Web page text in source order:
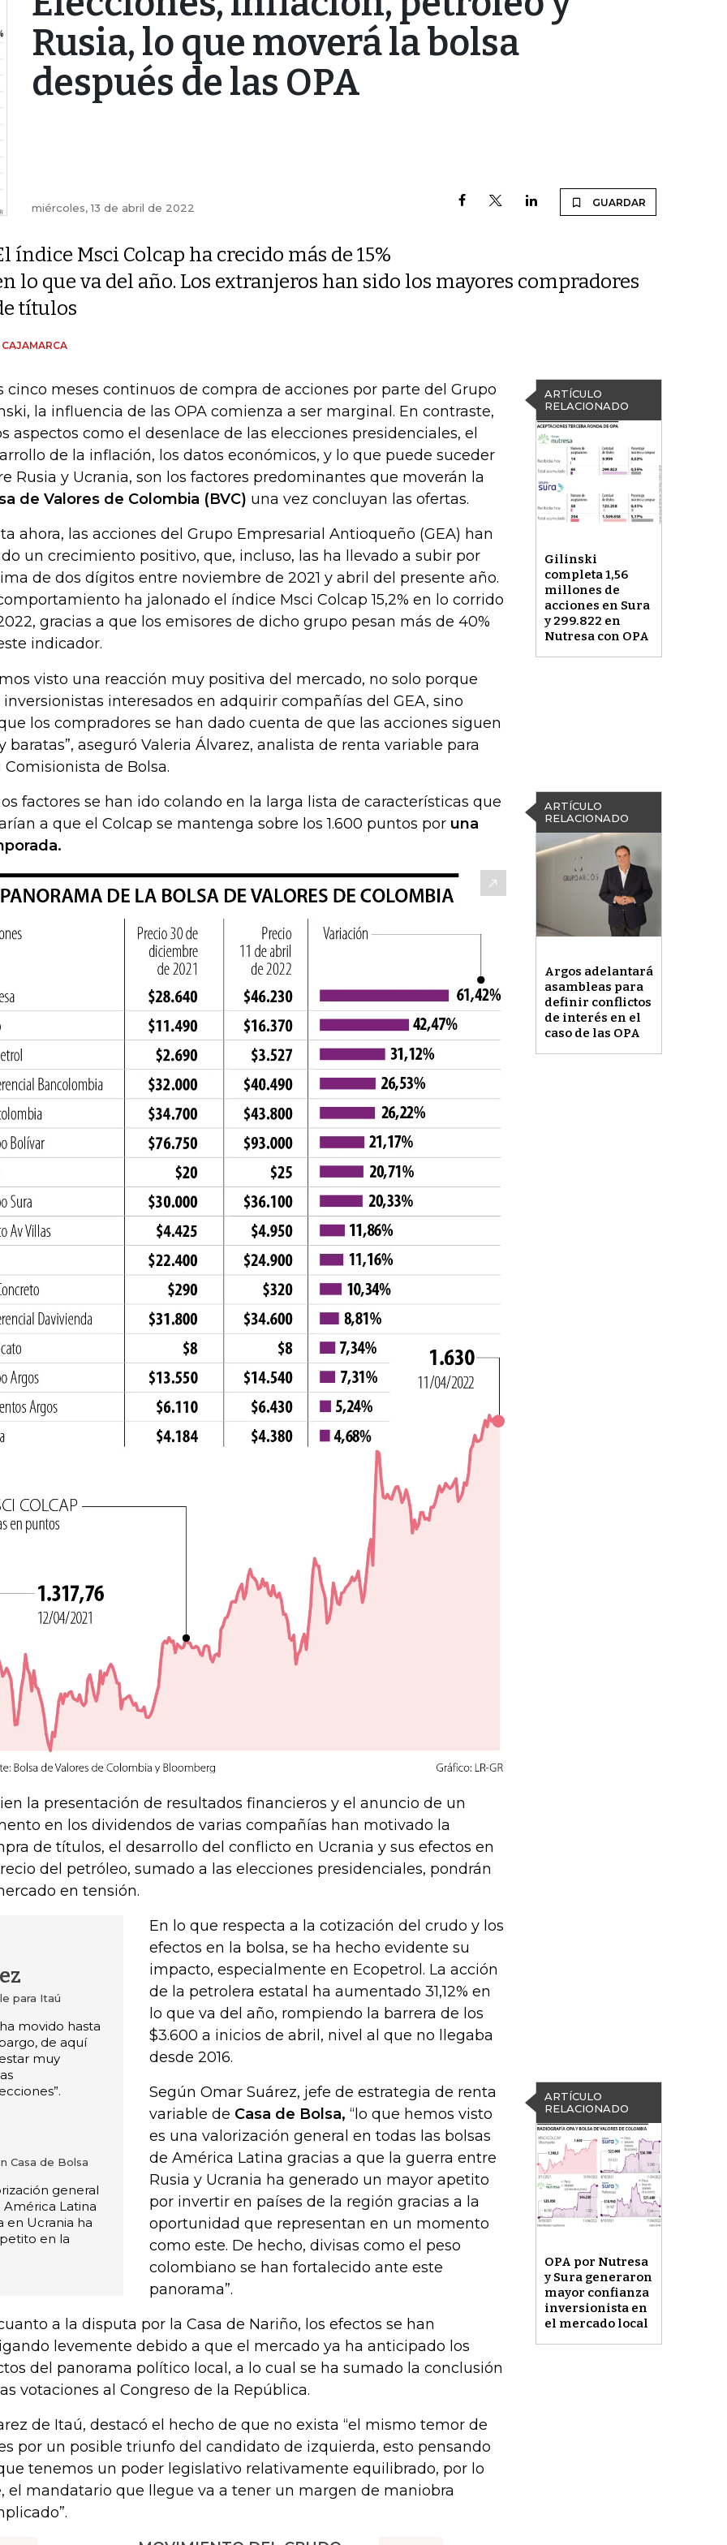
Rusia, lo que moverá la bolsa
después de las OPA
miércoles, 13 de abril de 2022 GUARDAR
índice Msci Colcap ha crecido más de 15%
lo que va del año. Los extranjeros han sido los mayores compradores
títulos
ARTÍCULO
RELACIONADO
Gilinski
completa 1,56
millones de
acciones en Sura
y 299.822 en
Nutresa con OPA
cinco meses continuos de compra de acciones por parte del Grupo
la influencia de las OPA comienza a ser marginal. En contraste,
aspectos como el desenlace de las elecciones presidenciales, el
de la inflación, los datos económicos, y lo que puede suceder
Rusia y Ucrania, son los factores predominantes que moverán la
de Valores de Colombia (BVC) una vez concluyan las ofertas.
ahora, las acciones del Grupo Empresarial Antioqueño (GEA) han
un crecimiento positivo, que, incluso, las ha llevado a subir por
de dos dígitos entre noviembre de 2021 y abril del presente año.
ha jalonado el índice Msci Colcap 15,2% en lo corrido
gracias a que los emisores de dicho grupo pesan más de 40%
indicador.
visto una reacción muy positiva del mercado, no solo porque
inversionistas interesados en adquirir compañías del GEA, sino
los compradores se han dado cuenta de que las acciones siguen
baratas”, aseguró Valeria Álvarez, analista de renta variable para
Comisionista de Bolsa.
ARTÍCULO
RELACIONADO
Argos adelantará
asambleas para
definir conflictos
de interés en el
caso de las OPA
factores se han ido colando en la larga lista de características que
a que el Colcap se mantenga sobre los 1.600 puntos por una
la presentación de resultados financieros y el anuncio de un
en los dividendos de varias compañías han motivado la
de títulos, el desarrollo del conflicto en Ucrania y sus efectos en
del petróleo, sumado a las elecciones presidenciales, pondrán
en tensión.
para Itaú
movido hasta
de aquí
muy
Casa de Bolsa
general
América Latina
en Ucrania ha
en la
En lo que respecta a la cotización del crudo y los
efectos en la bolsa, se ha hecho evidente su
impacto, especialmente en Ecopetrol. La acción
de la petrolera estatal ha aumentado 31,12% en
lo que va del año, rompiendo la barrera de los
$3.600 a inicios de abril, nivel al que no llegaba
desde 2016.
ARTÍCULO
RELACIONADO
OPA por Nutresa
y Sura generaron
mayor confianza
inversionista en
el mercado local
Según Omar Suárez, jefe de estrategia de renta
variable de Casa de Bolsa, “lo que hemos visto
es una valorización general en todas las bolsas
de América Latina gracias a que la guerra entre
Rusia y Ucrania ha generado un mayor apetito
por invertir en países de la región gracias a la
oportunidad que representan en un momento
como este. De hecho, divisas como el peso
colombiano se han fortalecido ante este
panorama”.
a la disputa por la Casa de Nariño, los efectos se han
levemente debido a que el mercado ya ha anticipado los
del panorama político local, a lo cual se ha sumado la conclusión
votaciones al Congreso de la República.
de Itaú, destacó el hecho de que no exista “el mismo temor de
por un posible triunfo del candidato de izquierda, esto pensando
tenemos un poder legislativo relativamente equilibrado, por lo
el mandatario que llegue va a tener un margen de maniobra